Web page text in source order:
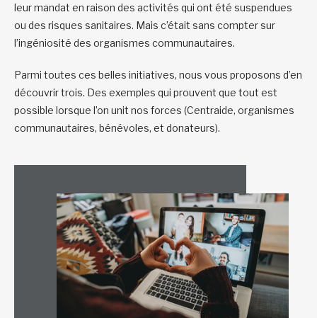
leur mandat en raison des activités qui ont été suspendues
ou des risques sanitaires. Mais c’était sans compter sur
l’ingéniosité des organismes communautaires.
Parmi toutes ces belles initiatives, nous vous proposons d’en
découvrir trois. Des exemples qui prouvent que tout est
possible lorsque l’on unit nos forces (Centraide, organismes
communautaires, bénévoles, et donateurs).